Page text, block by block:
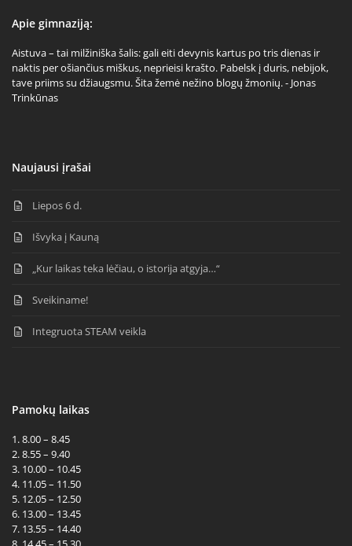
Apie gimnaziją:
Aistuva – tai milžiniška šalis: gali eiti devynis kartus po tris dienas ir
naktis per ošiančius miškus, neprieisi krašto. Pabelsk į duris, nebijok,
tave priims su džiaugsmu. Šita žemė nežino blogų žmonių. - Jonas
Trinkūnas
Naujausi įrašai
Liepos 6 d.
Išvyka į Kauną
„Kur laikas teka lėčiau, o istorija atgyja…“
Sveikiname!
Integruota STEAM veikla
Pamokų laikas
1. 8.00 – 8.45
2. 8.55 – 9.40
3. 10.00 – 10.45
4. 11.05 – 11.50
5. 12.05 – 12.50
6. 13.00 – 13.45
7. 13.55 – 14.40